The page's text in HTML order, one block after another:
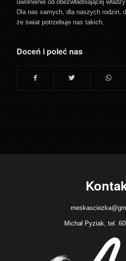
uwolnienie od obezwładniającej
Dla nas samych, dla naszych rodzin,
że świat potrzebuje nas takich.
Doceń i poleć nas
Michał Pyziak, tel.